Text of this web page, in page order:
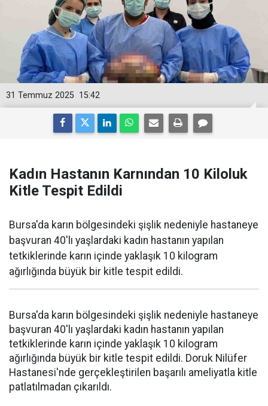
15:42
31 Temmuz 2025
Kadın Hastanın Karnından 10 Kiloluk
Kitle Tespit Edildi
Bursa'da karın bölgesindeki şişlik nedeniyle hastaneye
başvuran 40'lı yaşlardaki kadın hastanın yapılan
tetkiklerinde karın içinde yaklaşık 10 kilogram
ağırlığında büyük bir kitle tespit edildi.
Bursa'da karın bölgesindeki şişlik nedeniyle hastaneye
başvuran 40'lı yaşlardaki kadın hastanın yapılan
tetkiklerinde karın içinde yaklaşık 10 kilogram
ağırlığında büyük bir kitle tespit edildi. Doruk Nilüfer
Hastanesi'nde gerçekleştirilen başarılı ameliyatla kitle
patlatılmadan çıkarıldı.